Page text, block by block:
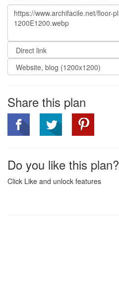
Share this plan
Do you like this plan?
Click Like and unlock features